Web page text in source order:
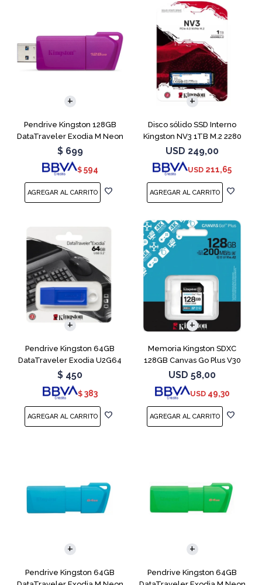
Pendrive Kingston 128GB
DataTraveler Exodia M Neon
Purple
$ 699
$ 594
Disco sólido SSD Interno
Kingston NV3 1TB M.2 2280
NVMe PCIe
USD 249,00
USD 211,65
Pendrive Kingston 64GB
DataTraveler Exodia U2G64
Blue
$ 450
$ 383
Memoria Kingston SDXC
128GB Canvas Go Plus V30
USD 58,00
USD 49,30
Pendrive Kingston 64GB
Pendrive Kingston 64GB